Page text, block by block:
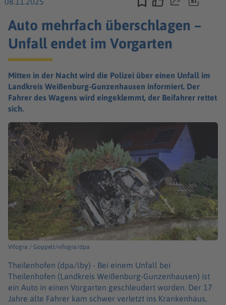
Teilen
Auto mehrfach überschlagen –
Unfall endet im Vorgarten
Mitten in der Nacht wird die Polizei über einen Unfall im
Landkreis Weißenburg-Gunzenhausen informiert. Der
Fahrer des Wagens wird eingeklemmt, der Beifahrer rettet
sich.
Vifogra / Goppelt/vifogra/dpa
Theilenhofen (dpa/lby) - Bei einem Unfall bei
Theilenhofen (Landkreis Weißenburg-Gunzenhausen) ist
ein Auto in einen Vorgarten geschleudert worden. Der 17
Jahre alte Fahrer kam schwer verletzt ins Krankenhaus,